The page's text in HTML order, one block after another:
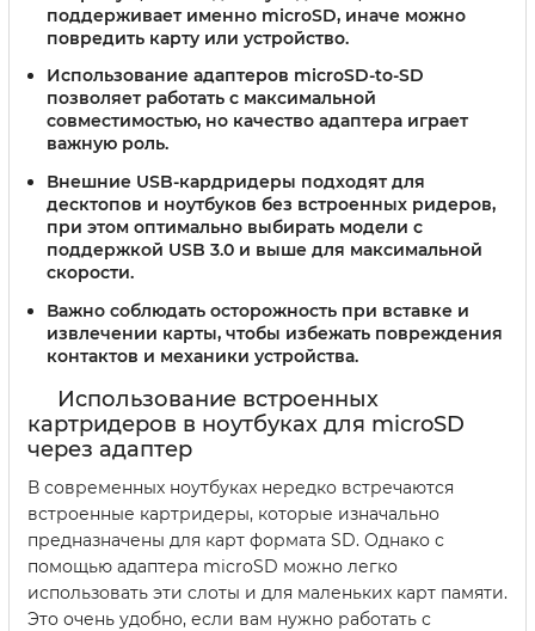
поддерживает именно microSD, иначе можно
повредить карту или устройство.
Использование адаптеров microSD-to-SD
позволяет работать с максимальной
совместимостью, но качество адаптера играет
важную роль.
Внешние USB-кардридеры подходят для
десктопов и ноутбуков без встроенных ридеров,
при этом оптимально выбирать модели с
поддержкой USB 3.0 и выше для максимальной
скорости.
Важно соблюдать осторожность при вставке и
извлечении карты, чтобы избежать повреждения
контактов и механики устройства.
Использование встроенных
картридеров в ноутбуках для microSD
через адаптер
В современных ноутбуках нередко встречаются
встроенные картридеры, которые изначально
предназначены для карт формата SD. Однако с
помощью адаптера microSD можно легко
использовать эти слоты и для маленьких карт памяти.
Это очень удобно, если вам нужно работать с